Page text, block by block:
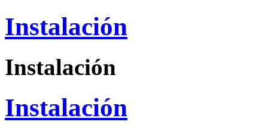
Instalación
Instalación
Instalación